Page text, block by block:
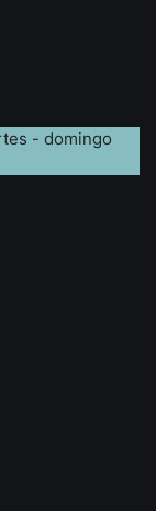
- domingo